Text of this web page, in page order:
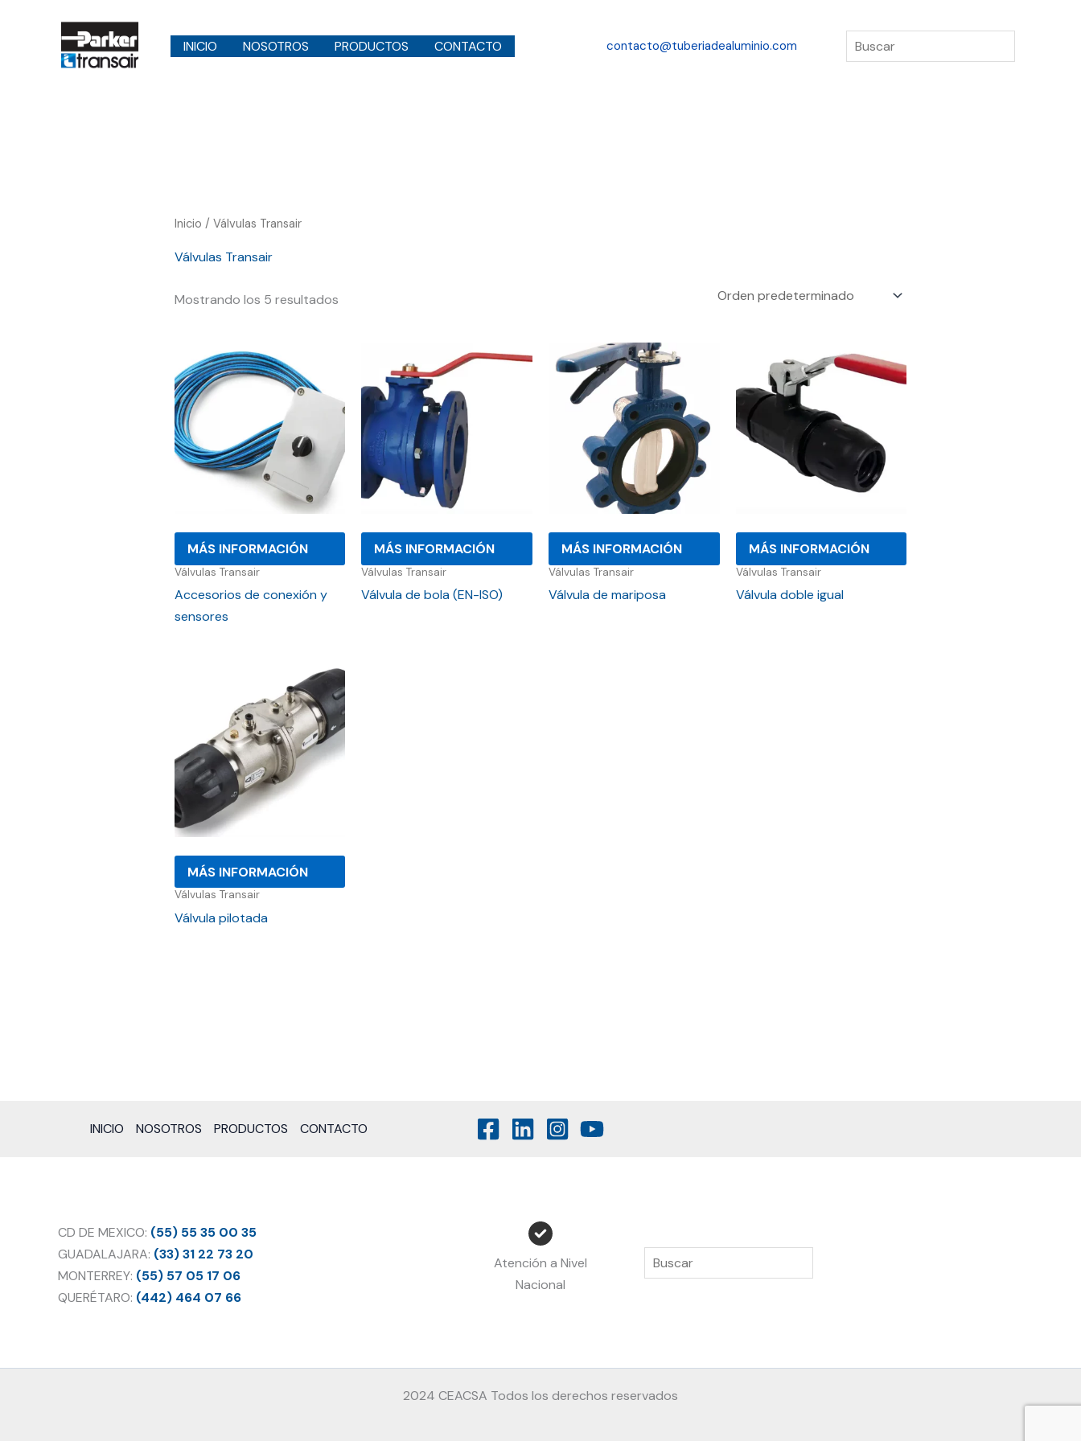
INICIO NOSOTROS PRODUCTOS CONTACTO contacto@tuberiadealuminio.com
Inicio / Válvulas Transair
Válvulas Transair
Mostrando los 5 resultados
MÁS INFORMACIÓN
Válvulas Transair
Accesorios de conexión y
sensores
MÁS INFORMACIÓN
Válvulas Transair
Válvula de bola (EN-ISO)
MÁS INFORMACIÓN
Válvulas Transair
Válvula de mariposa
MÁS INFORMACIÓN
Válvulas Transair
Válvula doble igual
MÁS INFORMACIÓN
Válvulas Transair
Válvula pilotada
INICIO NOSOTROS PRODUCTOS CONTACTO
CD DE MEXICO: (55) 55 35 00 35
GUADALAJARA: (33) 31 22 73 20
MONTERREY: (55) 57 05 17 06
QUERÉTARO: (442) 464 07 66
Atención a Nivel
Nacional
2024 CEACSA Todos los derechos reservados